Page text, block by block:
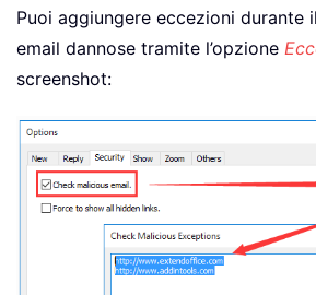
Puoi aggiungere eccezioni durante
email dannose tramite l’opzione
screenshot: